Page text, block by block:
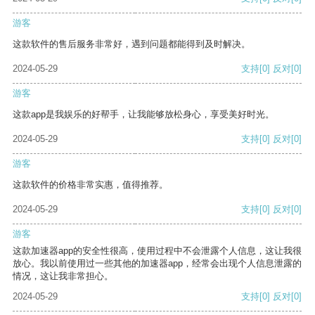
游客
这款软件的售后服务非常好，遇到问题都能得到及时解决。
2024-05-29 支持[0] 反对[0]
游客
这款app是我娱乐的好帮手，让我能够放松身心，享受美好时光。
2024-05-29 支持[0] 反对[0]
游客
这款软件的价格非常实惠，值得推荐。
2024-05-29 支持[0] 反对[0]
游客
这款加速器app的安全性很高，使用过程中不会泄露个人信息，这让我很
放心。我以前使用过一些其他的加速器app，经常会出现个人信息泄露的
情况，这让我非常担心。
2024-05-29
支持[0] 反对[0]